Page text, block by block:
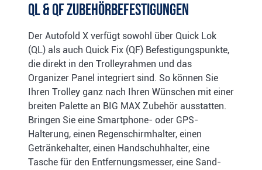
QL & QF Zubehörbefestigungen
Der Autofold X verfügt sowohl über Quick Lok
(QL) als auch Quick Fix (QF) Befestigungspunkte,
die direkt in den Trolleyrahmen und das
Organizer Panel integriert sind. So können Sie
Ihren Trolley ganz nach Ihren Wünschen mit einer
breiten Palette an BIG MAX Zubehör ausstatten.
Bringen Sie eine Smartphone- oder GPS-
Halterung, einen Regenschirmhalter, einen
Getränkehalter, einen Handschuhhalter, eine
Tasche für den Entfernungsmesser, eine Sand-